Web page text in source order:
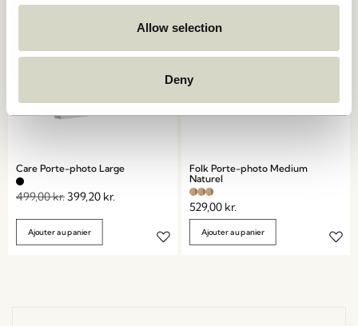
Allow selection
Deny
Care Porte-photo Large
499,00kr.399,20 kr.
Ajouter au panier
Folk Porte-photo Medium
Naturel
529,00 kr.
Ajouter au panier